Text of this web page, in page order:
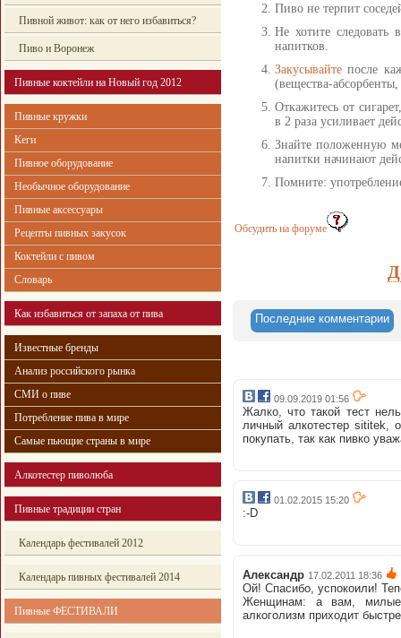
Пивной живот: как от него избавиться?
Пиво и Воронеж
Пивные коктейли на Новый год 2012
Пивные кружки
Кеги
Пивное оборудование
Необычное оборудование
Пивные аксессуары
Рецепты пивных закусок
Коктейли с пивом
Словарь
Как избавиться от запаха от пива
Известные бренды
Анализ российского рынка
СМИ о пиве
Потребление пива в мире
Самые пьющие страны в мире
Алкотестер пиволюба
Пивные традиции стран
Календарь фестивалей 2012
Календарь пивных фестивалей 2014
Пивные ФЕСТИВАЛИ
Пиво не терпит
Не хотите следовать
напитков.
Закусывайте после
(вещества-
Откажитесь от
в 2 раза усиливает
Знайте положенную
напитки начинают
Помните:
Обсудить на форуме
Последние комментарии
09.09.2019 01:56
Жалко, что такой тест
личный алкотестер sititek,
покупать, так как пивко
01.02.2015 15:20
:-D
Александр 17.02.2011 18:36
Ой! Спасибо, успокоили!
Женщинам: а вам, милые
алкоголизм приходит